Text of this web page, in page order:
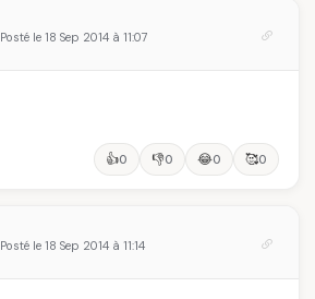
Posté le 18 Sep 2014 à 11:07
👍0 👎0 😂0 🥰0
Posté le 18 Sep 2014 à 11:14